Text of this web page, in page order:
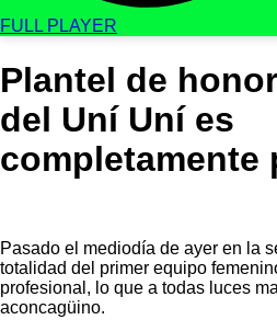
FULL PLAYER
Plantel de
del Uní Uní es
completamente
Pasado el mediodía de ayer en la
totalidad del primer equipo
profesional, lo que a todas luces
aconcagüino.